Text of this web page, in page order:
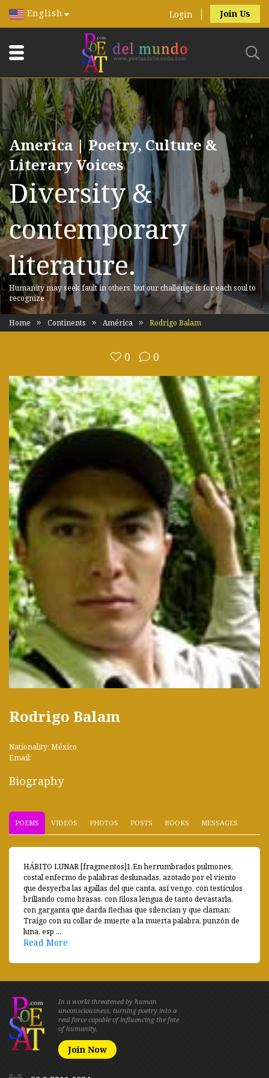
English Login Join Us
America | Poetry, Culture &
Literary Voices
Diversity &
contemporary
literature.
Humanity may seek fault in others, but our challenge is for each soul to
recognize
Home Continents América Rodrigo Balam
0 0
Rodrigo Balam
Nationality: México
Email:
Biography
POEMS VIDEOS PHOTOS POSTS BOOKS MESSAGES
HÁBITO LUNAR [fragmentos]1.En herrumbrados pulmones,
costal enfermo de palabras deslunadas, azotado por el viento
que desyerba las agallas del que canta, así vengo, con testículos
brillando como brasas, con filosa lengua de tanto devastarla,
con garganta que darda flechas que silencian y que claman:
Traigo con su collar de muerte a la muerta palabra, punzón de
luna, esp ...
Read More
In a world threatened by human
unconsciousness, turning poetry into a
real force capable of influencing the fate
of humanity.
Join Now